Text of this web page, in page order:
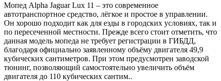
Мопед Alpha Jaguar Lux 11 – это современное
автотранспортное средство, лёгкое и простое в управлении.
Он хорошо подходит как для езды в городских условиях, так и
по пересеченной местности. Прежде всего стоит отметить, что
данная модель мопеда не требует регистрации в ГИБДД,
благодаря официально заявленному объёму двигателя 49,9
кубических сантиметров. При этом предусмотрен заводской
тюнинг, позволяющий самостоятельно увеличить объём
двигателя до 110 кубических сантим..